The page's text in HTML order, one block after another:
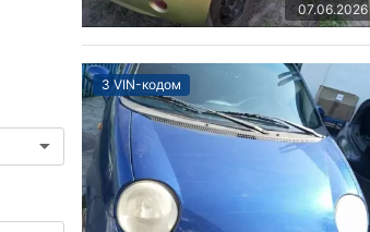
07.06.2026
З VIN-кодом